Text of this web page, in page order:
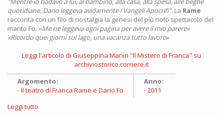
quotidiane, Dario leggeva avidamente i Vangeli Apocrifi". La Rame
racconta con un filo di nostalgia la genesi del più noto spettacolo del
marito Fo. «Me ne leggeva ogni pagina per avere il mio parere»
«Ricordo quei giorni sul lago, una vacanza tutto lavoro»
Leggi l'articolo di Giuseppina Manin "Il Mistero di Franca" su
archiviostorico.corriere.it
Argomento:
Il teatro di Franca Rame e Dario Fo
Anno:
2011
Leggi tutto